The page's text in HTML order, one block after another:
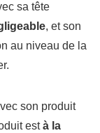
sa tête
, et son
au niveau de la
son produit
està la